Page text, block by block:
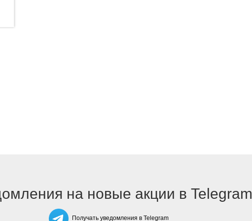
на новые акции в Telegram
Получать уведомления в Telegram